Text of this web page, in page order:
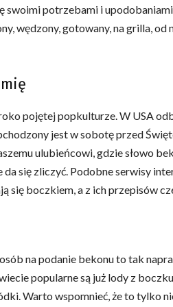
swoimi potrzebami i
wędzony, gotowany, na grilla, od
pojętej popkulturze. W USA
jest w sobotę przed
ulubieńcowi, gdzie słowo
się zliczyć. Podobne serwisy
się boczkiem, a z ich przepisów
na podanie bekonu to tak
popularne są już lody z
Warto wspomnieć, że to tylko